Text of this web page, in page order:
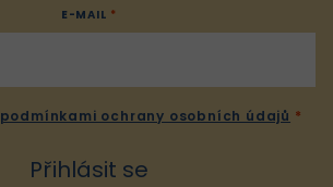
E-MAIL
podmínkami ochrany osobních údajů
Přihlásit se